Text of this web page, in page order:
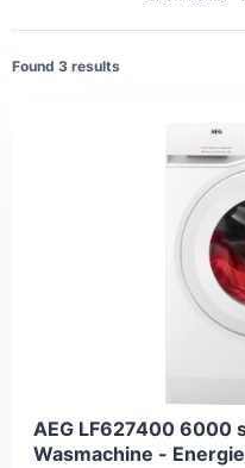
Found 3 results
AEG LF627400 6000
Wasmachine -